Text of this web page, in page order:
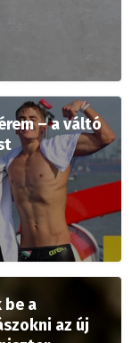
– a váltó
a
az új